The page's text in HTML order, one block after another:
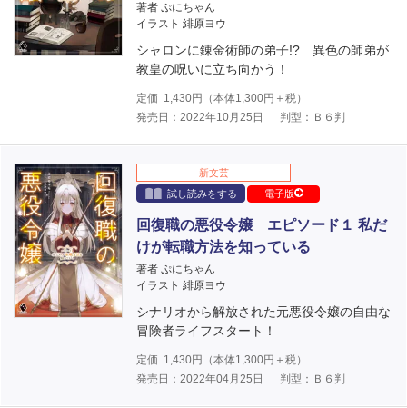
著者 ぷにちゃん
イラスト 緋原ヨウ
シャロンに錬金術師の弟子!? 異色の師弟が
教皇の呪いに立ち向かう！
定価 1,430円（本体1,300円＋税）
発売日：2022年10月25日
判型：Ｂ６判
新文芸
試し読みをする
電子版
回復職の悪役令嬢 エピソード１ 私だ
けが転職方法を知っている
著者 ぷにちゃん
イラスト 緋原ヨウ
シナリオから解放された元悪役令嬢の自由な
冒険者ライフスタート！
定価 1,430円（本体1,300円＋税）
発売日：2022年04月25日
判型：Ｂ６判